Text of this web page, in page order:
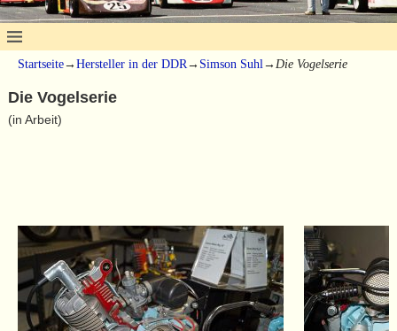
Startseite→ Hersteller in der DDR → Simson Suhl → Die Vogelserie
Die Vogelserie
(in Arbeit)